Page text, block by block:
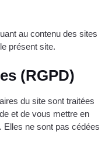
au contenu des sites
présent site.
(RGPD)
du site sont traitées
et de vous mettre en
Elles ne sont pas cédées